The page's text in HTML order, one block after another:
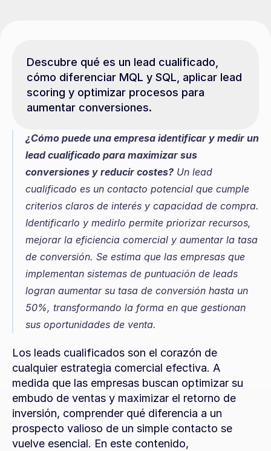
Descubre qué es un lead cualificado,
cómo diferenciar MQL y SQL, aplicar lead
scoring y optimizar procesos para
aumentar conversiones.
¿Cómo puede una empresa identificar y medir un
lead cualificado para maximizar sus
conversiones y reducir costes? Un lead
cualificado es un contacto potencial que cumple
criterios claros de interés y capacidad de compra.
Identificarlo y medirlo permite priorizar recursos,
mejorar la eficiencia comercial y aumentar la tasa
de conversión. Se estima que las empresas que
implementan sistemas de puntuación de leads
logran aumentar su tasa de conversión hasta un
50%, transformando la forma en que gestionan
sus oportunidades de venta.
Los leads cualificados son el corazón de
cualquier estrategia comercial efectiva. A
medida que las empresas buscan optimizar su
embudo de ventas y maximizar el retorno de
inversión, comprender qué diferencia a un
prospecto valioso de un simple contacto se
vuelve esencial. En este contenido,